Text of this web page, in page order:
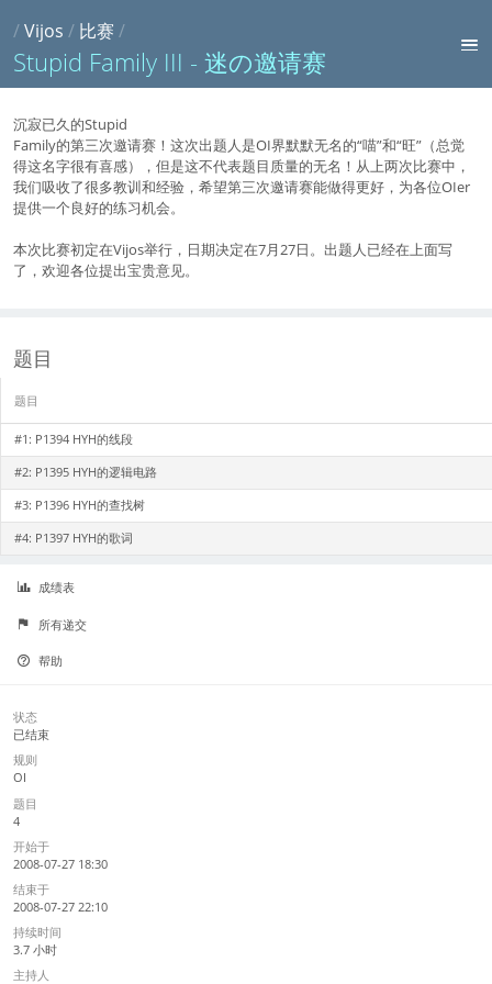
/Vijos / 比赛 /
Stupid Family III - 迷の邀请赛
沉寂已久的Stupid
Family的第三次邀请赛！这次出题人是OI界默默无名的“喵”和“旺”（总觉
得这名字很有喜感），但是这不代表题目质量的无名！从上两次比赛中，
我们吸收了很多教训和经验，希望第三次邀请赛能做得更好，为各位OIer
提供一个良好的练习机会。
本次比赛初定在Vijos举行，日期决定在7月27日。出题人已经在上面写
了，欢迎各位提出宝贵意见。
题目
题目
#1: P1394 HYH的线段
#2: P1395 HYH的逻辑电路
#3: P1396 HYH的查找树
#4: P1397 HYH的歌词
成绩表
所有递交
帮助
状态
已结束
规则
OI
题目
4
开始于
2008-07-27 18:30
结束于
2008-07-27 22:10
持续时间
3.7 小时
主持人